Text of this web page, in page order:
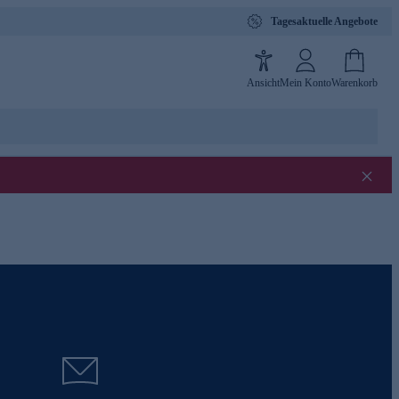
Tagesaktuelle Angebote
AnsichtMein KontoWarenkorb